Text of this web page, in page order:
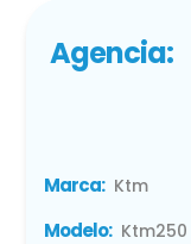
Agencia:
Marca: Ktm
Modelo: Ktm250